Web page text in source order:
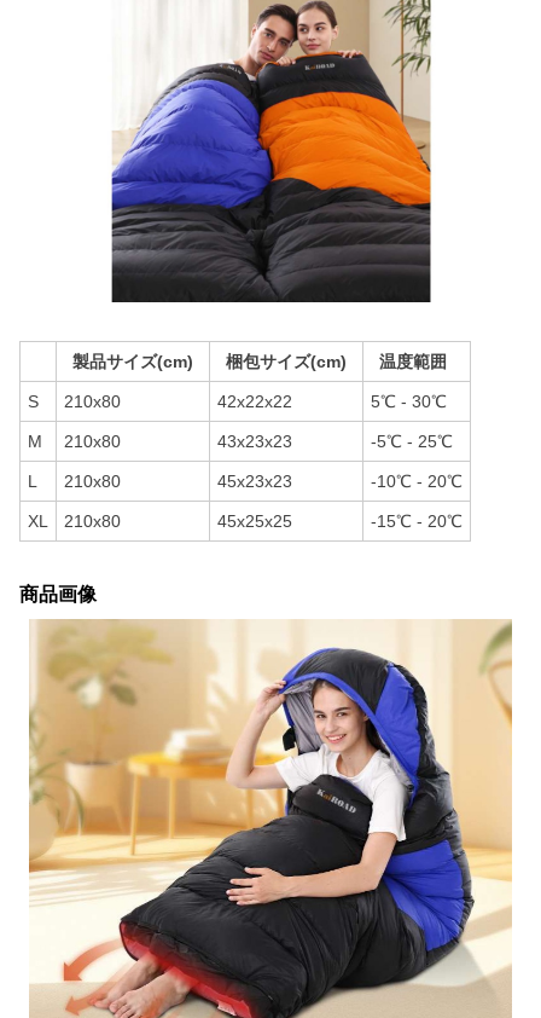
製品サイズ(cm) 梱包サイズ(cm) 温度範囲
S 210x80 42x22x22 5℃ - 30℃
M 210x80 43x23x23 -5℃ - 25℃
L 210x80 45x23x23 -10℃ - 20℃
XL 210x80 45x25x25 -15℃ - 20℃
商品画像